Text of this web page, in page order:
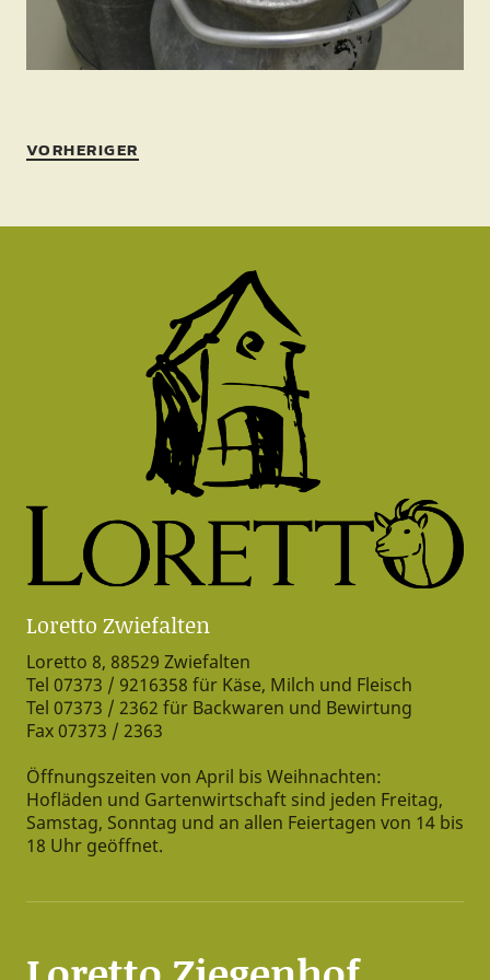
VORHERIGER
Loretto Zwiefalten
Loretto 8, 88529 Zwiefalten
Tel 07373 / 9216358 für Käse, Milch und Fleisch
Tel 07373 / 2362 für Backwaren und Bewirtung
Fax 07373 / 2363
Öffnungszeiten von April bis Weihnachten:
Hofläden und Gartenwirtschaft sind jeden Freitag,
Samstag, Sonntag und an allen Feiertagen von 14 bis
18 Uhr geöffnet.